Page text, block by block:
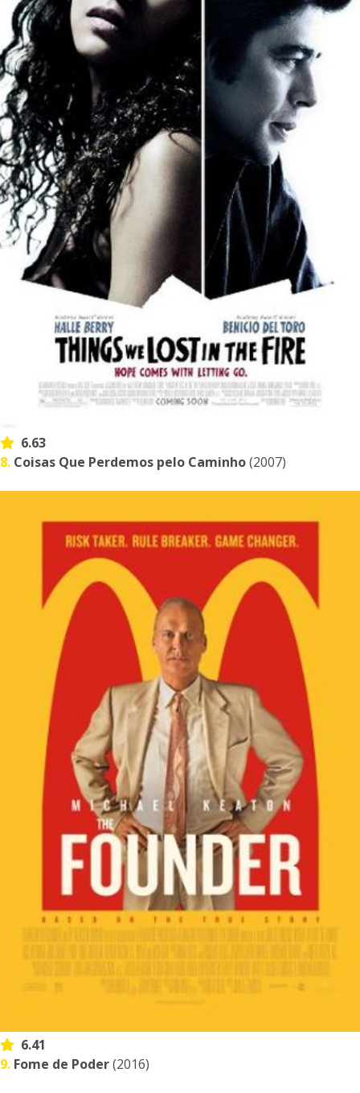
6.63
8. Coisas Que Perdemos pelo Caminho(2007)
6.41
9. Fome de Poder(2016)